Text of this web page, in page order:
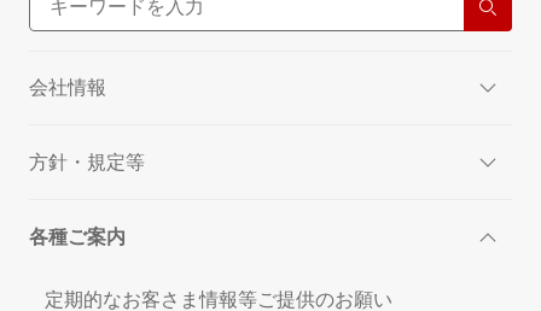
会社情報
方針・規定等
各種ご案内
定期的なお客さま情報等ご提供のお願い